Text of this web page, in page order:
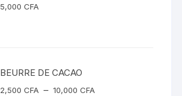
5,000CFA
BEURRE DE CACAO
2,500CFA – 10,000CFAPlage